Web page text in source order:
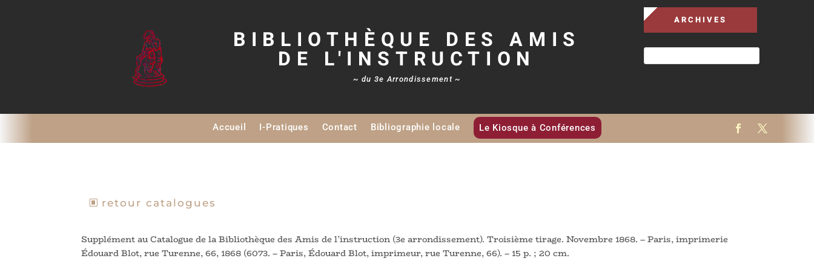
BIBLIOTHÈQUE DES AMIS
DE L'INSTRUCTION
~ du 3e Arrondissement ~
ARCHIVES
Accueil I-Pratiques Contact Bibliographie locale Le Kiosque à Conférences
retour catalogues
Supplément au Catalogue de la Bibliothèque des Amis de l’instruction (3e arrondissement). Troisième tirage. Novembre 1868. – Paris, imprimerie
Édouard Blot, rue Turenne, 66, 1868 (6073. – Paris, Édouard Blot, imprimeur, rue Turenne, 66). – 15 p. ; 20 cm.